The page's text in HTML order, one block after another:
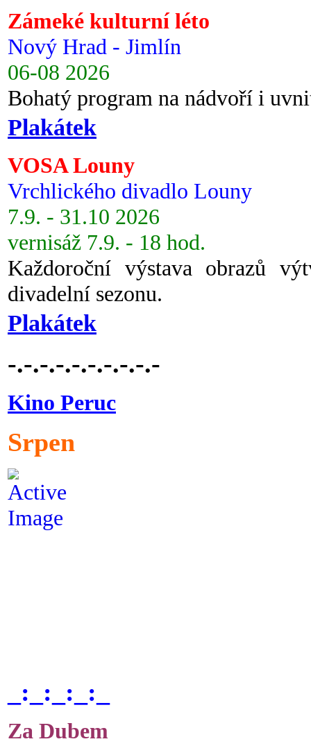
Zámeké kulturní léto
Nový Hrad - Jimlín
06-08 2026
Bohatý program na nádvoří i
Plakátek
VOSA Louny
Vrchlického divadlo Louny
7.9. - 31.10 2026
vernisáž 7.9. - 18 hod.
Každoroční výstava obrazů
divadelní sezonu.
Plakátek
-.-.-.-.-.-.-.-.-.-
Kino Peruc
Srpen
_:_:_:_:_
Za Dubem